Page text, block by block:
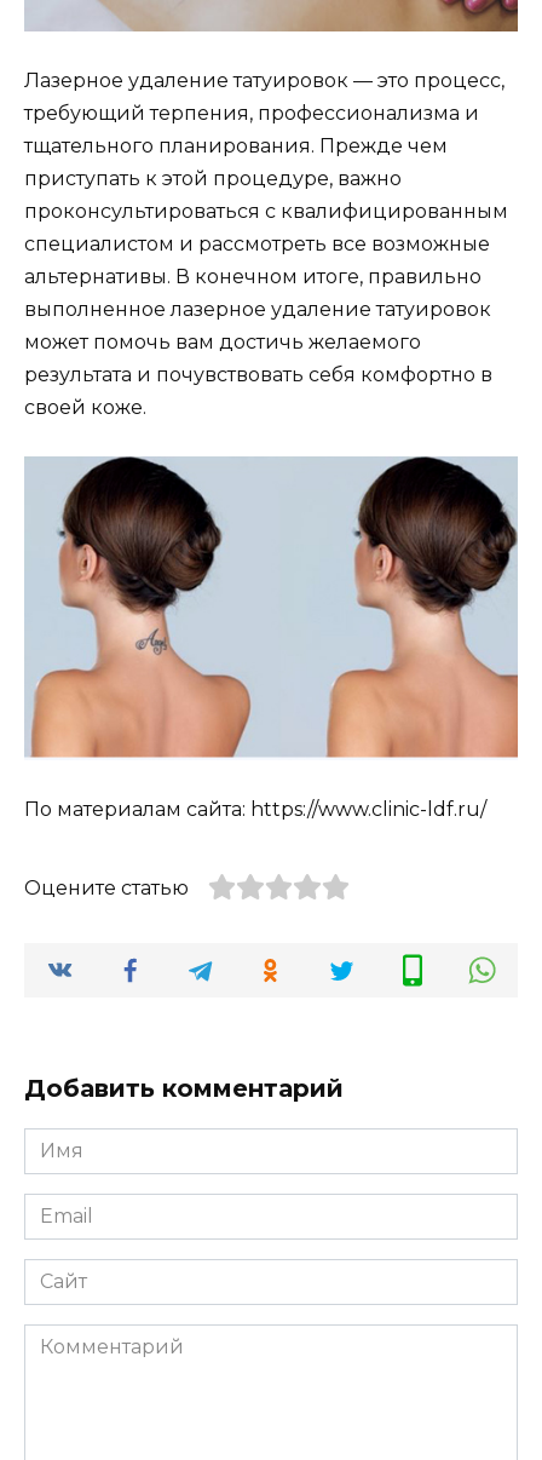
Лазерное удаление татуировок — это процесс,
требующий терпения, профессионализма и
тщательного планирования. Прежде чем
приступать к этой процедуре, важно
проконсультироваться с квалифицированным
специалистом и рассмотреть все возможные
альтернативы. В конечном итоге, правильно
выполненное лазерное удаление татуировок
может помочь вам достичь желаемого
результата и почувствовать себя комфортно в
своей коже.
По материалам сайта: https://www.clinic-ldf.ru/
Оцените статью
Добавить комментарий
Имя
*
Email
*
Сайт
Комментарий